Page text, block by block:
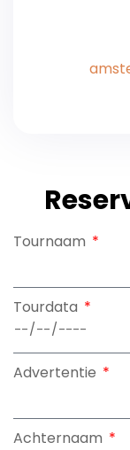
Tournaam
Tourdata
Advertentie
Achternaam